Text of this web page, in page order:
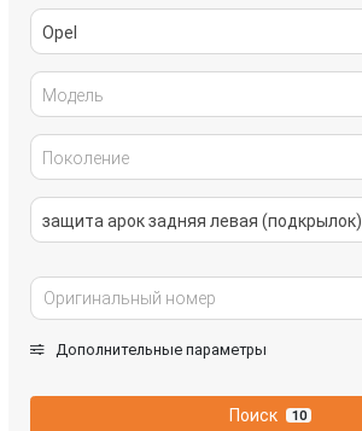
Opel
Модель
Поколение
защита арок задняя левая (подкрылок)
Дополнительные параметры
Поиск 10